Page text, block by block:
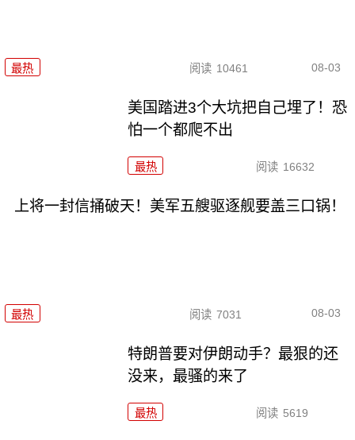
最热 阅读 10461 08-03
美国踏进3个大坑把自己埋了！恐
怕一个都爬不出
最热 阅读 16632
上将一封信捅破天！美军五艘驱逐舰要盖三口锅！
最热 阅读 7031 08-03
特朗普要对伊朗动手？最狠的还
没来，最骚的来了
最热 阅读 5619